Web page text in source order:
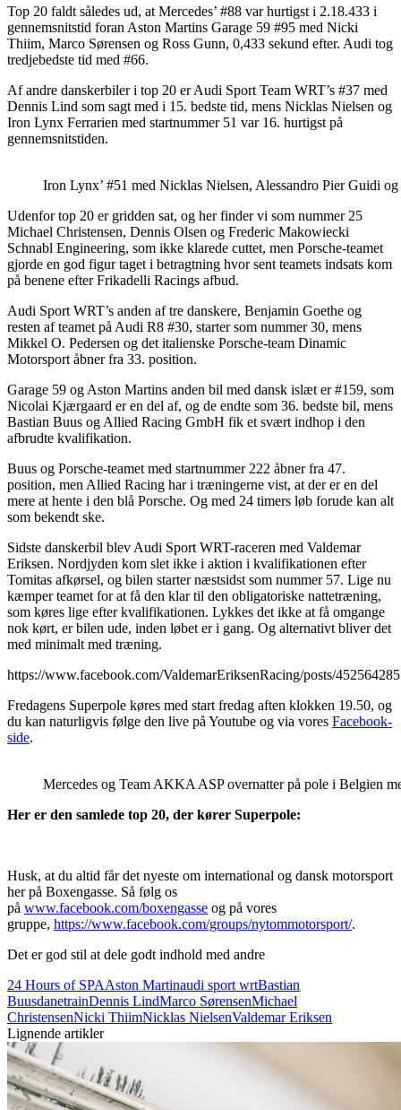
Top 20 faldt således ud, at Mercedes’ #88 var hurtigst i 2.18.433 i
gennemsnitstid foran Aston Martins Garage 59 #95 med Nicki
Thiim, Marco Sørensen og Ross Gunn, 0,433 sekund efter. Audi tog
tredjebedste tid med #66.
Af andre danskerbiler i top 20 er Audi Sport Team WRT’s #37 med
Dennis Lind som sagt med i 15. bedste tid, mens Nicklas Nielsen og
Iron Lynx Ferrarien med startnummer 51 var 16. hurtigst på
gennemsnitstiden.
Iron Lynx’ #51 med Nicklas Nielsen, Alessandro Pier Guidi
Udenfor top 20 er gridden sat, og her finder vi som nummer 25
Michael Christensen, Dennis Olsen og Frederic Makowiecki
Schnabl Engineering, som ikke klarede cuttet, men Porsche-teamet
gjorde en god figur taget i betragtning hvor sent teamets indsats kom
på benene efter Frikadelli Racings afbud.
Audi Sport WRT’s anden af tre danskere, Benjamin Goethe og
resten af teamet på Audi R8 #30, starter som nummer 30, mens
Mikkel O. Pedersen og det italienske Porsche-team Dinamic
Motorsport åbner fra 33. position.
Garage 59 og Aston Martins anden bil med dansk islæt er #159, som
Nicolai Kjærgaard er en del af, og de endte som 36. bedste bil, mens
Bastian Buus og Allied Racing GmbH fik et svært indhop i den
afbrudte kvalifikation.
Buus og Porsche-teamet med startnummer 222 åbner fra 47.
position, men Allied Racing har i træningerne vist, at der er en del
mere at hente i den blå Porsche. Og med 24 timers løb forude kan alt
som bekendt ske.
Sidste danskerbil blev Audi Sport WRT-raceren med Valdemar
Eriksen. Nordjyden kom slet ikke i aktion i kvalifikationen efter
Tomitas afkørsel, og bilen starter næstsidst som nummer 57. Lige nu
kæmper teamet for at få den klar til den obligatoriske nattetræning,
som køres lige efter kvalifikationen. Lykkes det ikke at få omgange
nok kørt, er bilen ude, inden løbet er i gang. Og alternativt bliver det
med minimalt med træning.
https://www.facebook.com/ValdemarEriksenRacing/posts/
Fredagens Superpole køres med start fredag aften klokken 19.50, og
du kan naturligvis følge den live på Youtube og via vores Facebook-
side.
Mercedes og Team AKKA ASP overnatter på pole i Belgien
Her er den samlede top 20, der kører Superpole:
Husk, at du altid får det nyeste om international og dansk motorsport
her på Boxengasse. Så følg os
på www.facebook.com/boxengasse og på vores
gruppe, https://www.facebook.com/groups/nytommotorsport/.
Det er god stil at dele godt indhold med andre
24 Hours of SPAAston Martinaudi sport wrtBastian
BuusdanetrainDennis LindMarco SørensenMichael
ChristensenNicki ThiimNicklas NielsenValdemar Eriksen
Lignende artikler